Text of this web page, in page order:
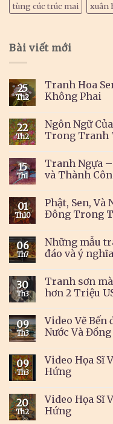
tùng cúc trúc mai
xuân
Bài viết mới
25
Th2
Tranh Hoa
Không Phai
22
Th2
Ngôn Ngữ
Trong Tranh
15
Th1
Tranh Ngựa
và Thành
01
Th10
Phật, Sen, Và
Đông Trong
06
Th7
Những mẫu
đáo và ý
30
Th3
Tranh sơn
hơn 2 Triệu
09
Th3
Video Vẽ Bến
Nước Và Đồng
09
Th3
Video Họa Sĩ
Hứng
20
Th2
Video Họa Sĩ
Hứng